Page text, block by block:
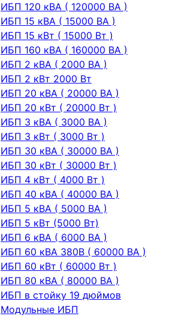
ИБП 120 кВА ( 120000 ВА )
ИБП 15 кВА ( 15000 ВА )
ИБП 15 кВт ( 15000 Вт )
ИБП 160 кВА ( 160000 ВА )
ИБП 2 кВА ( 2000 ВА )
ИБП 2 кВт 2000 Вт
ИБП 20 кВА ( 20000 ВА )
ИБП 20 кВт ( 20000 Вт )
ИБП 3 кВА ( 3000 ВА )
ИБП 3 кВт ( 3000 Вт )
ИБП 30 кВА ( 30000 ВА )
ИБП 30 кВт ( 30000 Вт )
ИБП 4 кВт ( 4000 Вт )
ИБП 40 кВА ( 40000 ВА )
ИБП 5 кВА ( 5000 ВА )
ИБП 5 кВт (5000 Вт)
ИБП 6 кВА ( 6000 ВА )
ИБП 60 кВА 380В ( 60000 ВА )
ИБП 60 кВт ( 60000 Вт )
ИБП 80 кВА ( 80000 ВА )
ИБП в стойку 19 дюймов
Модульные ИБП